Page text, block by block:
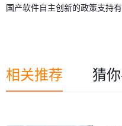
国产软件自主创新的政策支持
相关推荐 猜